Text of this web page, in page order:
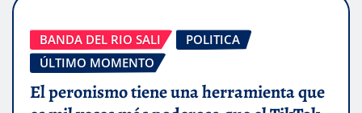
BANDA DEL RIO SALI
POLITICA
ÚLTIMO MOMENTO
El peronismo tiene una herramienta que